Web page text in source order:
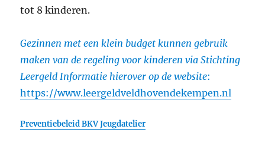
tot 8 kinderen.
Gezinnen met een klein budget kunnen gebruik
maken van de regeling voor kinderen via Stichting
Leergeld Informatie hierover op de website:
https://www.leergeldveldhovendekempen.nl
Preventiebeleid BKV Jeugdatelier